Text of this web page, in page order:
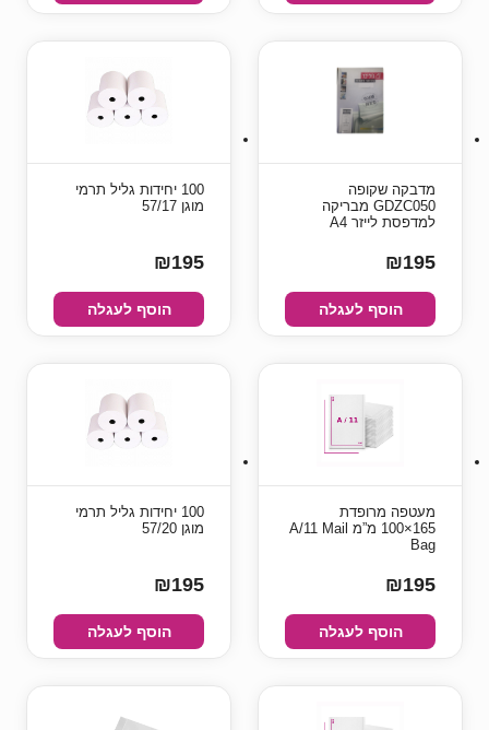
מדבקה שקופה
GDZC050 מבריקה
למדפסת לייזר A4
₪195
הוסף לעגלה
100 יחידות גליל תרמי
מוגן 57/17
₪195
הוסף לעגלה
מעטפה מרופדת
165×100 מ”מ A/11 Mail
Bag
₪195
הוסף לעגלה
100 יחידות גליל תרמי
מוגן 57/20
₪195
הוסף לעגלה